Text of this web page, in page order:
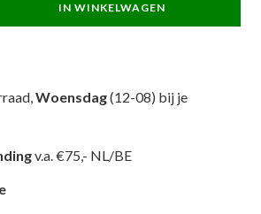
IN WINKELWAGEN
Woensdag(12-08) bij je
v.a. €75,- NL/BE